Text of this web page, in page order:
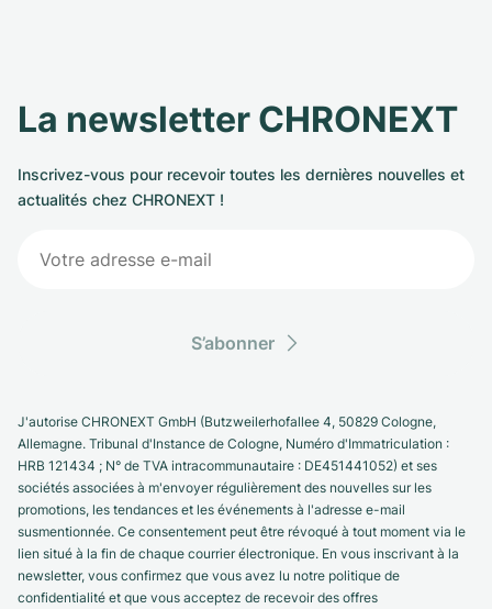
La newsletter CHRONEXT
Inscrivez-vous pour recevoir toutes les dernières nouvelles et
actualités chez CHRONEXT !
S’abonner
J'autorise CHRONEXT GmbH (Butzweilerhofallee 4, 50829 Cologne,
Allemagne. Tribunal d'Instance de Cologne, Numéro d'Immatriculation :
HRB 121434 ; N° de TVA intracommunautaire : DE451441052) et ses
sociétés associées à m'envoyer régulièrement des nouvelles sur les
promotions, les tendances et les événements à l'adresse e-mail
susmentionnée. Ce consentement peut être révoqué à tout moment via le
lien situé à la fin de chaque courrier électronique. En vous inscrivant à la
newsletter, vous confirmez que vous avez lu notre politique de
confidentialité et que vous acceptez de recevoir des offres